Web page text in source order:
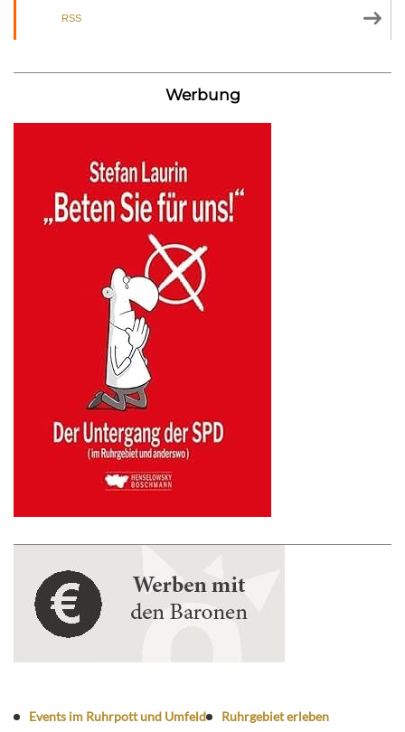
RSS
Werbung
Events im Ruhrpott und Umfeld Ruhrgebiet erleben